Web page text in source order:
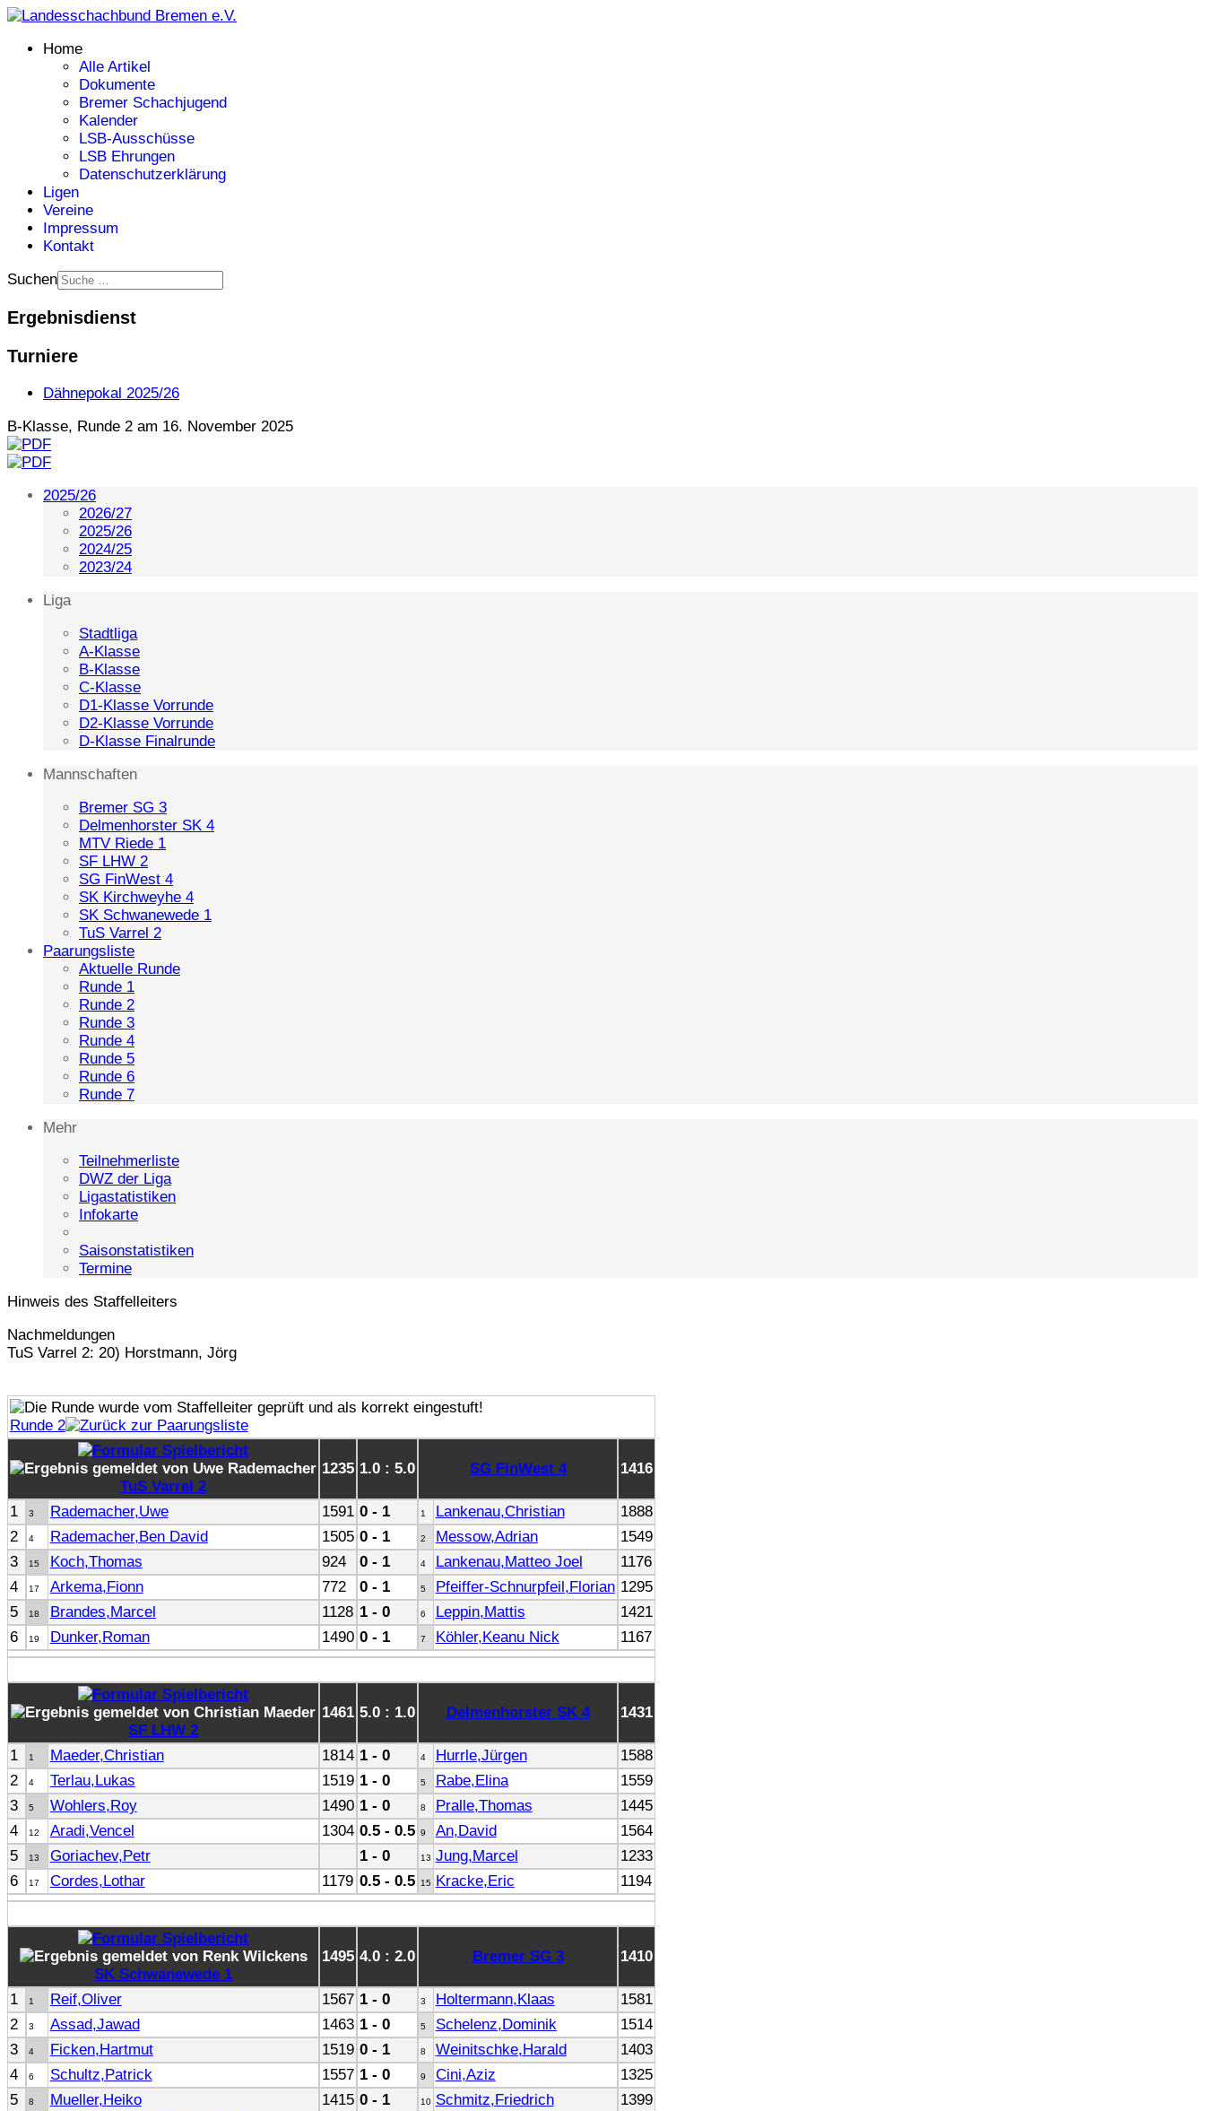
Home
Alle Artikel
Dokumente
Bremer Schachjugend
Kalender
LSB-Ausschüsse
LSB Ehrungen
Datenschutzerklärung
Ligen
Vereine
Impressum
Kontakt
Suchen
Ergebnisdienst
Turniere
Dähnepokal 2025/26
B-Klasse, Runde 2 am 16. November 2025
2025/26
2026/27
2025/26
2024/25
2023/24
Liga
Stadtliga
A-Klasse
B-Klasse
C-Klasse
D1-Klasse Vorrunde
D2-Klasse Vorrunde
D-Klasse Finalrunde
Mannschaften
Bremer SG 3
Delmenhorster SK 4
MTV Riede 1
SF LHW 2
SG FinWest 4
SK Kirchweyhe 4
SK Schwanewede 1
TuS Varrel 2
Paarungsliste
Aktuelle Runde
Runde 1
Runde 2
Runde 3
Runde 4
Runde 5
Runde 6
Runde 7
Mehr
Teilnehmerliste
DWZ der Liga
Ligastatistiken
Infokarte
Saisonstatistiken
Termine
Hinweis des Staffelleiters
Nachmeldungen
TuS Varrel 2: 20) Horstmann, Jörg
Runde 2
TuS Varrel 2
1235 1.0 : 5.0 SG FinWest 4 1416
1 3 Rademacher,Uwe 1591 0 - 1 1 Lankenau,Christian
1888
2
4 Rademacher,Ben David 1505 0 - 1 2 Messow,Adrian
1549
3
15 Koch,Thomas 924 0 - 1 4 Lankenau,Matteo Joel
1176
4
17 Arkema,Fionn 772 0 - 1 5 Pfeiffer-Schnurpfeil,Florian 1295
5
18 Brandes,Marcel 1128 1 - 0 6 Leppin,Mattis
1421
6
19 Dunker,Roman 1490 0 - 1 7 Köhler,Keanu Nick 1167
SF LHW 2
1461 5.0 : 1.0 Delmenhorster SK 4 1431
1 1 Maeder,Christian 1814 1 - 0 4 Hurrle,Jürgen
1588
2
4 Terlau,Lukas 1519 1 - 0 5 Rabe,Elina
1559
3
5 Wohlers,Roy 1490 1 - 0 8 Pralle,Thomas
1445
4
12 Aradi,Vencel 1304 0.5 - 0.5 9 An,David
1564
5
13 Goriachev,Petr 1 - 0 13 Jung,Marcel
1233
6
17 Cordes,Lothar 1179 0.5 - 0.5 15 Kracke,Eric 1194
SK Schwanewede 1
1495 4.0 : 2.0 Bremer SG 3 1410
1 1 Reif,Oliver 1567 1 - 0 3 Holtermann,Klaas
1581
2
3 Assad,Jawad 1463 1 - 0 5 Schelenz,Dominik
1514
3
4 Ficken,Hartmut 1519 0 - 1 8 Weinitschke,Harald
1403
4
6 Schultz,Patrick 1557 1 - 0 9 Cini,Aziz
1325
5
8 Mueller,Heiko 1415 0 - 1 10 Schmitz,Friedrich
1399